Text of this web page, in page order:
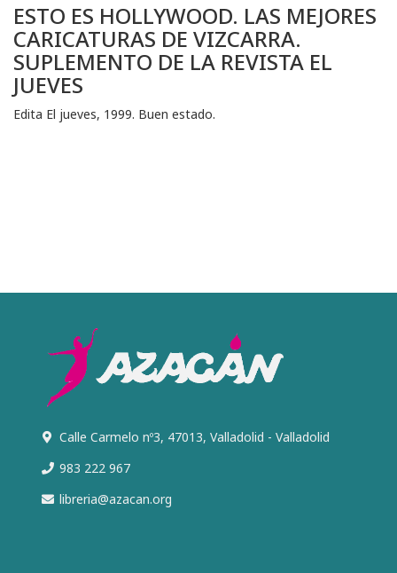
ESTO ES HOLLYWOOD. LAS MEJORES
CARICATURAS DE VIZCARRA.
SUPLEMENTO DE LA REVISTA EL
JUEVES
Edita El jueves, 1999. Buen estado.
Calle Carmelo nº3, 47013, Valladolid - Valladolid
983 222 967
libreria@azacan.org